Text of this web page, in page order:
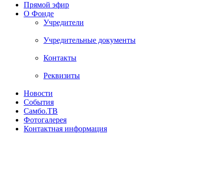
Прямой эфир
О Фонде
Учредители
Учредительные документы
Контакты
Реквизиты
Новости
События
Самбо.ТВ
Фотогалерея
Контактная информация